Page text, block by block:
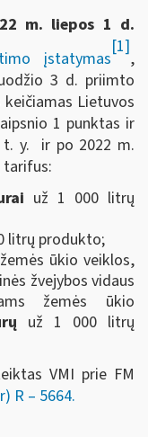
m. liepos 1 d.
įstatymas
[1]
,
3 d. priimto
Lietuvos
1 punktas ir
y. ir po 2022 m.
tarifus:
už 1 000 litrų
litrų produkto;
ūkio veiklos,
žvejybos vidaus
žemės ūkio
už 1 000 litrų
VMI prie FM
R – 5664.